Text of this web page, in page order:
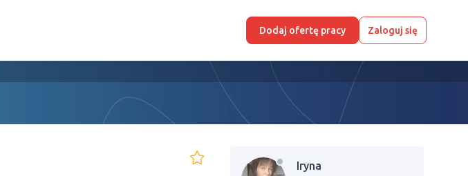
Dodaj ofertę pracy Zaloguj się
Iryna